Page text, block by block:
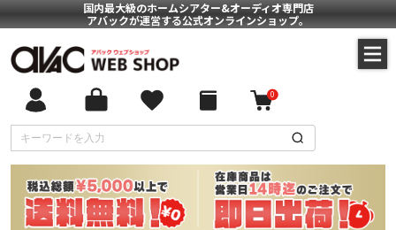
国内最大級のホームシアター&オーディオ専門店
アバックが運営する公式オンラインショップ。
0